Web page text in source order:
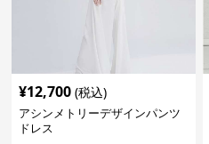
¥12,700 (税込)
アシンメトリーデザインパンツ
ドレス